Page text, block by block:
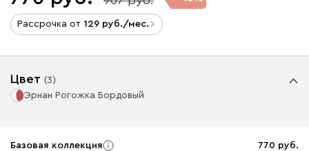
Рассрочка от 129 /мес.
Цвет (3)
Эрнан Рогожка Бордовый
Базовая коллекция 770